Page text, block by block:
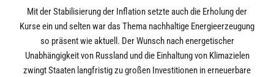
Mit der Stabilisierung der Inflation setzte auch die Erholung der
Kurse ein und selten war das Thema nachhaltige Energieerzeugung
so präsent wie aktuell. Der Wunsch nach energetischer
Unabhängigkeit von Russland und die Einhaltung von Klimazielen
zwingt Staaten langfristig zu großen Investitionen in erneuerbare